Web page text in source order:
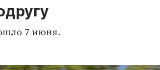
7 июня.